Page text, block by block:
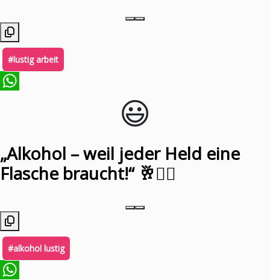
#lustig arbeit
😃️
„Alkohol – weil jeder Held eine
Flasche braucht!“ 🥂🦸‍♀️
#alkohol lustig